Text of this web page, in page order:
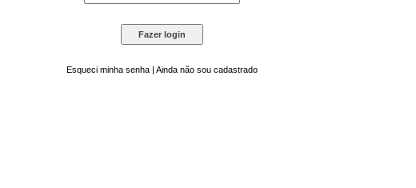
Esqueci minha senha | Ainda não sou cadastrado